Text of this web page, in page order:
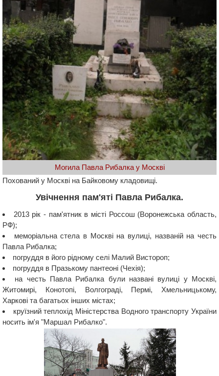
Могила Павла Рибалка у Москві
Похований у Москві на Байковому кладовищі.
Увічнення пам'яті Павла Рибалка.
2013 рік - пам'ятник в місті Россош (Воронежська область,
РФ);
меморіальна стела в Москві на вулиці, названій на честь
Павла Рибалка;
погруддя в його рідному селі Малий Вистороп;
погруддя в Празькому пантеоні (Чехія);
на честь Павла Рибалка були названі вулиці у Москві,
Житомирі, Конотопі, Волгограді, Пермі, Хмельницькому,
Харкові та багатьох інших містах;
круїзний теплохід Міністерства Водного транспорту України
носить ім'я "Маршал Рибалко".